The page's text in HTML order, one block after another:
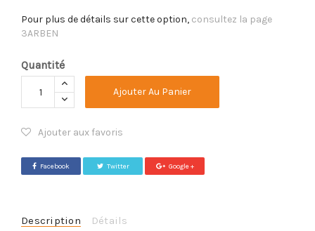
Pour plus de détails sur cette option, consultez la page
3ARBEN
Quantité
Ajouter Au Panier
Ajouter aux favoris
Facebook Twitter Google +
Description Détails